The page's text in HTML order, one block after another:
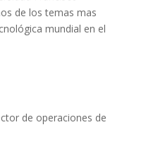
de los temas mas
mundial en el
de operaciones de